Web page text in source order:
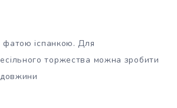
фатою іспанкою. Для
торжества можна зробити